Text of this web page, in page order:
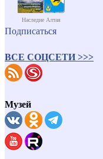
Наследие Алтая
Подписаться
ВСЕ СОЦСЕТИ >>>
Музей